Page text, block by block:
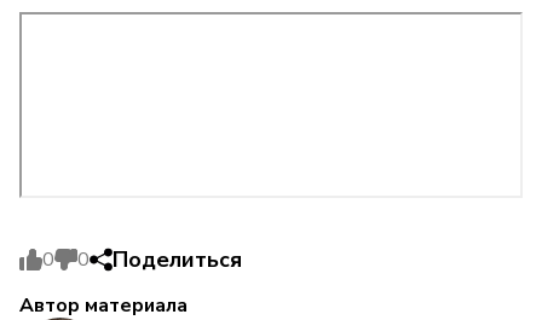
0 0 Поделиться
Автор материала